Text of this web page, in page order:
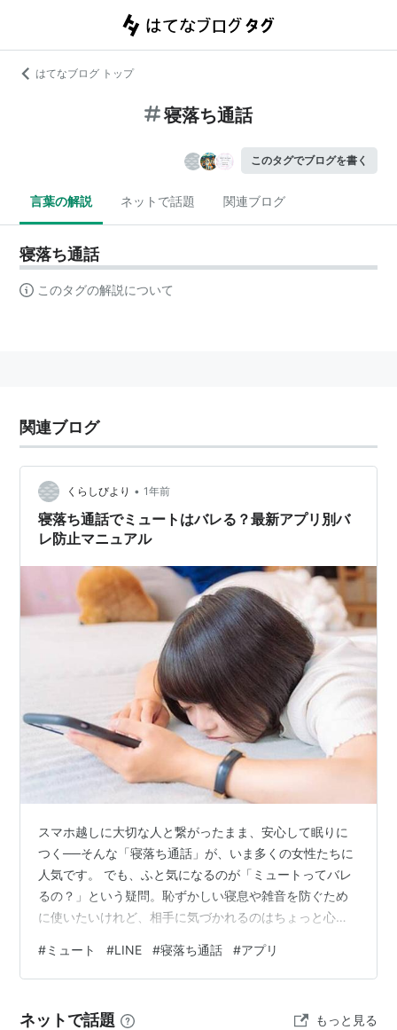
はてなブログ トップ
寝落ち通話
このタグでブログを書く
言葉の解説 ネットで話題 関連ブログ
寝落ち通話
このタグの解説について
関連ブログ
くらしびより • 1年前
寝落ち通話でミュートはバレる？最新アプリ別バ
レ防止マニュアル
スマホ越しに大切な人と繋がったまま、安心して眠りに
つく──そんな「寝落ち通話」が、いま多くの女性たちに
人気です。 でも、ふと気になるのが「ミュートってバレ
るの？」という疑問。恥ずかしい寝息や雑音を防ぐため
に使いたいけれど、相手に気づかれるのはちょっと心
人気アプリの最新機能をもとに、寝落ち通話でミュート
を自然に使いこなすためのコツや対策をやさしく解説し
でお届けしますので、ぜひ最後まで読んでみてください
#ミュート #LINE #寝落ち通話 #アプリ
ネットで話題 もっと見る